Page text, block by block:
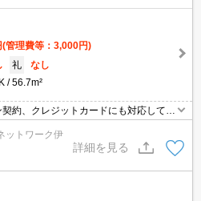
(管理費等：3,000円)
礼
なし
56.7m²
約、クレジットカードにも対応してお
すのでお気軽にお問い合わせ下さい！
ットワーク伊
詳細を見る